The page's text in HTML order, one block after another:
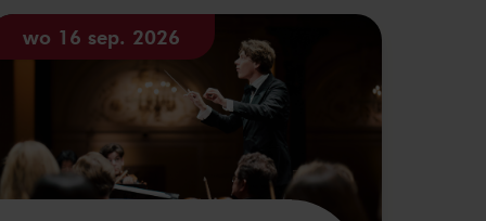
wo 16 sep. 2026